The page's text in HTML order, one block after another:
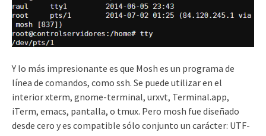
Y lo más impresionante es que Mosh es un programa de
línea de comandos, como ssh. Se puede utilizar en el
interior xterm, gnome-terminal, urxvt, Terminal.app,
iTerm, emacs, pantalla, o tmux. Pero mosh fue diseñado
desde cero y es compatible sólo conjunto un carácter: UTF-